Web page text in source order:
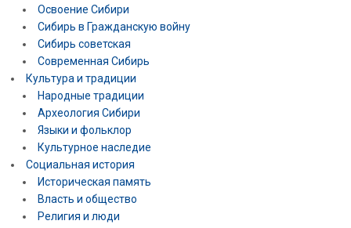
Освоение Сибири
Сибирь в Гражданскую войну
Сибирь советская
Современная Сибирь
Культура и традиции
Народные традиции
Археология Сибири
Языки и фольклор
Культурное наследие
Социальная история
Историческая память
Власть и общество
Религия и люди